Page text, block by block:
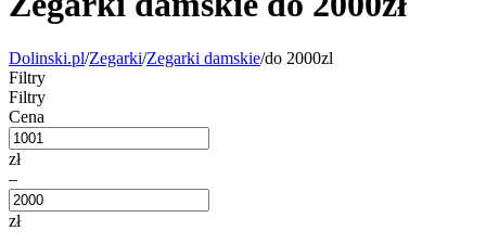
Dolinski.pl/Zegarki/Zegarki damskie/do 2000zl
Filtry
Filtry
Cena
zł
–
zł